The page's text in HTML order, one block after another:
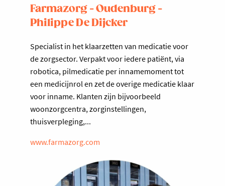
Farmazorg - Oudenburg -
Philippe De Dijcker
Specialist in het klaarzetten van medicatie voor
de zorgsector. Verpakt voor iedere patiënt, via
robotica, pilmedicatie per innamemoment tot
een medicijnrol en zet de overige medicatie klaar
voor inname. Klanten zijn bijvoorbeeld
woonzorgcentra, zorginstellingen,
thuisverpleging,...
www.farmazorg.com